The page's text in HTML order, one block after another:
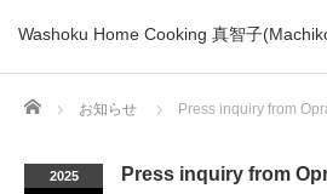
Washoku Home Cooking 真智子
Home お知らせ Press inquiry from
2025 Press inquiry from